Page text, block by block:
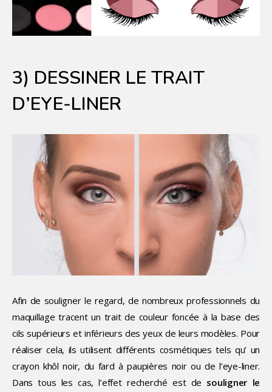
3) DESSINER LE TRAIT
D’EYE-LINER
Afin de souligner le regard, de nombreux professionnels du
maquillage tracent un trait de couleur foncée à la base des
cils supérieurs et inférieurs des yeux de leurs modèles. Pour
réaliser cela, ils utilisent différents cosmétiques tels qu’ un
crayon khôl noir, du fard à paupières noir ou de l’eye-liner.
Dans tous les cas, l’effet recherché est de souligner le